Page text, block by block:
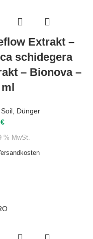
Extrakt –
schidegera
– Bionova –
Dünger
€
% MwSt.